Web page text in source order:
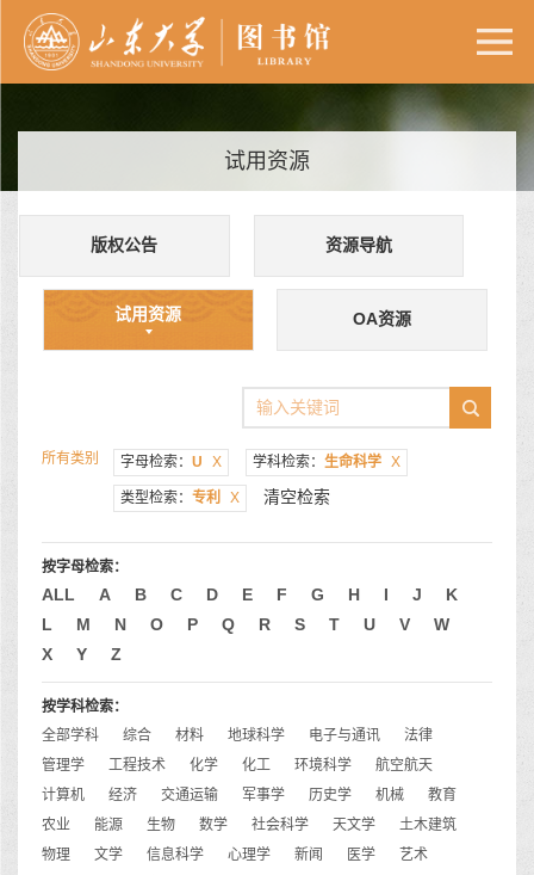
试用资源
版权公告 资源导航
试用资源 OA资源
所有类别 字母检索： U X 学科检索： 生命科学 X
类型检索： 专利 X 清空检索
按字母检索：
ALL A B C D E F G H I J
K
L
M N O P Q R S T U V
W
X
Y Z
按学科检索：
全部学科
综合 材料 地球科学 电子与通讯
法律
管理学
工程技术 化学 化工 环境科学
航空航天
计算机
经济 交通运输 军事学 历史学 机械
教育
农业
能源 生物 数学 社会科学 天文学
土木建筑
物理
文学 信息科学 心理学 新闻 医学
艺术